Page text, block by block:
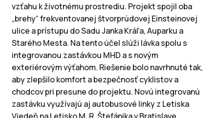
vzťahu k životnému prostrediu. Projekt spojil oba
„brehy“ frekventovanej štvorprúdovej Einsteinovej
ulice a prístupu do Sadu Janka Kráľa, Auparku a
Starého Mesta. Na tento účel slúži lávka spolu s
integrovanou zastávkou MHD a s novým
exteriérovým výťahom. Riešenie bolo navrhnuté tak,
aby zlepšilo komfort a bezpečnosť cyklistov a
chodcov pri presune do projektu. Novú integrovanú
zastávku využívajú aj autobusové linky z Letiska